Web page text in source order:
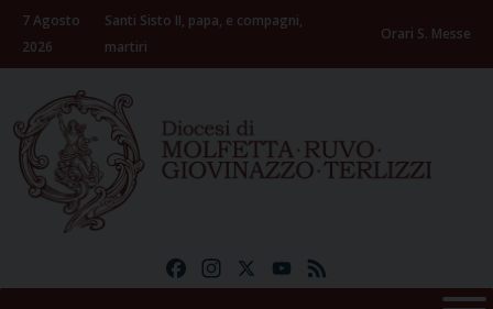
Skip
content
7 Agosto
2026
Santi Sisto II, papa, e compagni,
martiri
Orari S. Messe
FacebookInstagramYouTube